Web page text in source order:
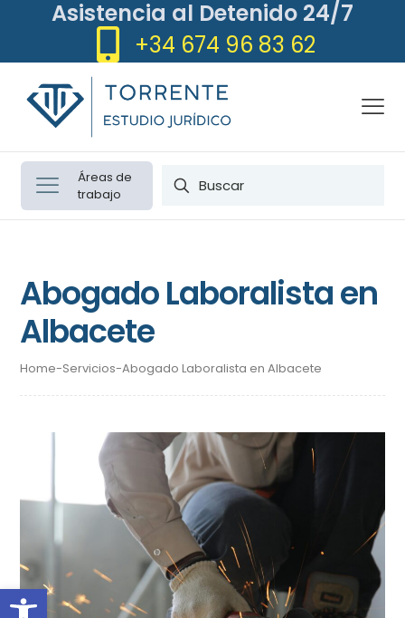
Asistencia al Detenido 24/7
+34 674 96 83 62
Áreas de
trabajo
Abogado Laboralista en
Albacete
Home-Servicios-Abogado Laboralista en Albacete
Abrir barra de herramientas